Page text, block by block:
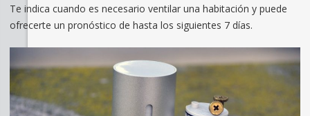
Te indica cuando es necesario ventilar una habitación y puede
ofrecerte un pronóstico de hasta los siguientes 7 días.